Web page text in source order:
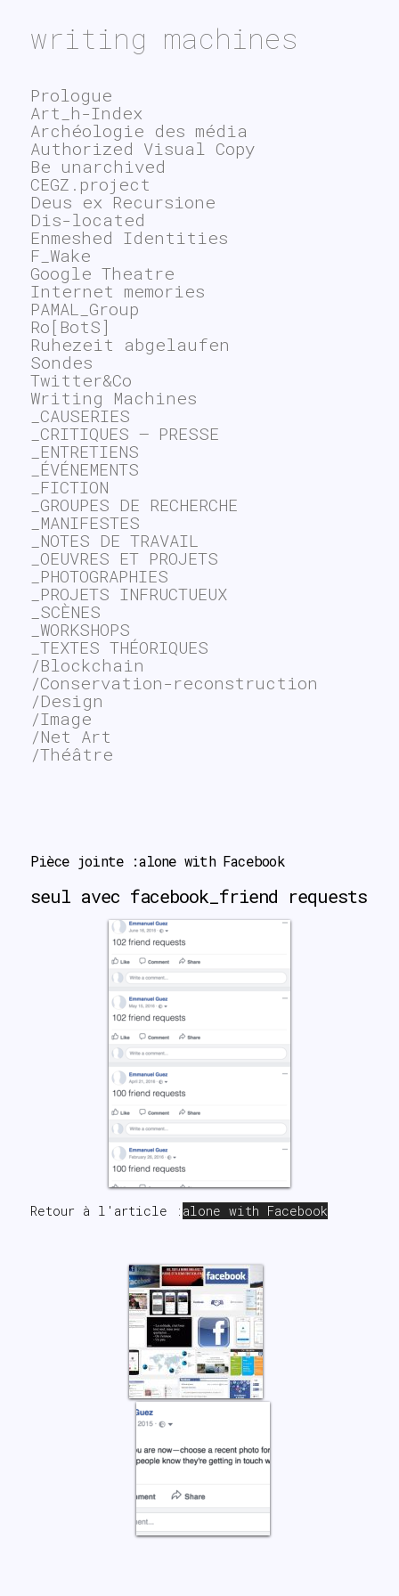
writing machines
Pièce jointe :alone with Facebook
seul avec facebook_friend requests
Retour à l'article : alone with Facebook
Prologue
Art_h-Index
Archéologie des média
Authorized Visual Copy
Be unarchived
CEGZ.project
Deus ex Recursione
Dis-located
Enmeshed Identities
F_Wake
Google Theatre
Internet memories
PAMAL_Group
Ro[BotS]
Ruhezeit abgelaufen
Sondes
Twitter&Co
Writing Machines
_CAUSERIES
_CRITIQUES – PRESSE
_ENTRETIENS
_ÉVÉNEMENTS
_FICTION
_GROUPES DE RECHERCHE
_MANIFESTES
_NOTES DE TRAVAIL
_OEUVRES ET PROJETS
_PHOTOGRAPHIES
_PROJETS INFRUCTUEUX
_SCÈNES
_WORKSHOPS
_TEXTES THÉORIQUES
/Blockchain
/Conservation-reconstruction
/Design
/Image
/Net Art
/Théâtre